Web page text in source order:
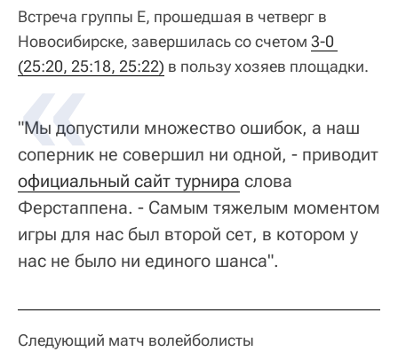
Встреча группы Е, прошедшая в четверг в
Новосибирске, завершилась со счетом 3-0
(25:20, 25:18, 25:22) в пользу хозяев площадки.
"Мы допустили множество ошибок, а наш
соперник не совершил ни одной, - приводит
официальный сайт турнира слова
Ферстаппена. - Самым тяжелым моментом
игры для нас был второй сет, в котором у
нас не было ни единого шанса".
Следующий матч волейболисты